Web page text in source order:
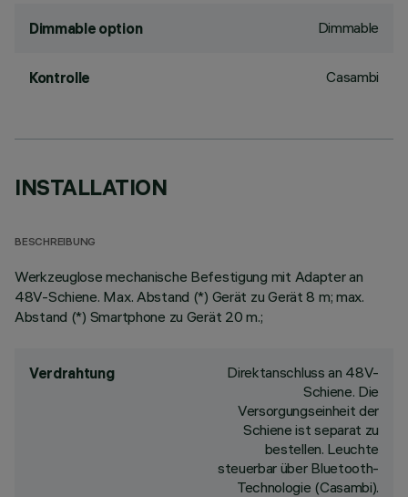
Dimmable option Dimmable
Kontrolle Casambi
INSTALLATION
BESCHREIBUNG
Werkzeuglose mechanische Befestigung mit Adapter an
48V-Schiene. Max. Abstand (*) Gerät zu Gerät 8 m; max.
Abstand (*) Smartphone zu Gerät 20 m.;
Verdrahtung
Direktanschluss an 48V-
Schiene. Die
Versorgungseinheit der
Schiene ist separat zu
bestellen. Leuchte
steuerbar über Bluetooth-
Technologie (Casambi).